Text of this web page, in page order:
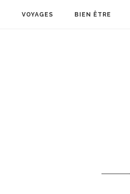
VOYAGES BIEN ÊTRE